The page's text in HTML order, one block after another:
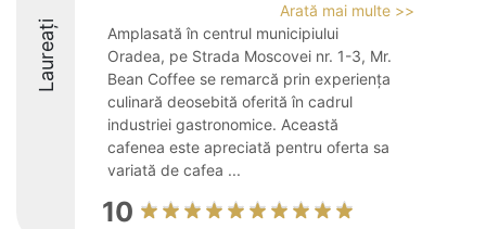
Laureați
Arată mai multe >>
Amplasată în centrul municipiului
Oradea, pe Strada Moscovei nr. 1-3, Mr.
Bean Coffee se remarcă prin experiența
culinară deosebită oferită în cadrul
industriei gastronomice. Această
cafenea este apreciată pentru oferta sa
variată de cafea ...
10